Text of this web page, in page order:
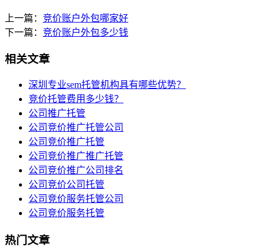
上一篇： 竞价账户外包哪家好
下一篇： 竞价账户外包多少钱
相关文章
深圳专业sem托管机构具有哪些优势？
竞价托管费用多少钱？
公司推广托管
公司竞价推广托管公司
公司竞价推广托管
公司竞价推广推广托管
公司竞价推广公司排名
公司竞价公司托管
公司竞价服务托管公司
公司竞价服务托管
热门文章